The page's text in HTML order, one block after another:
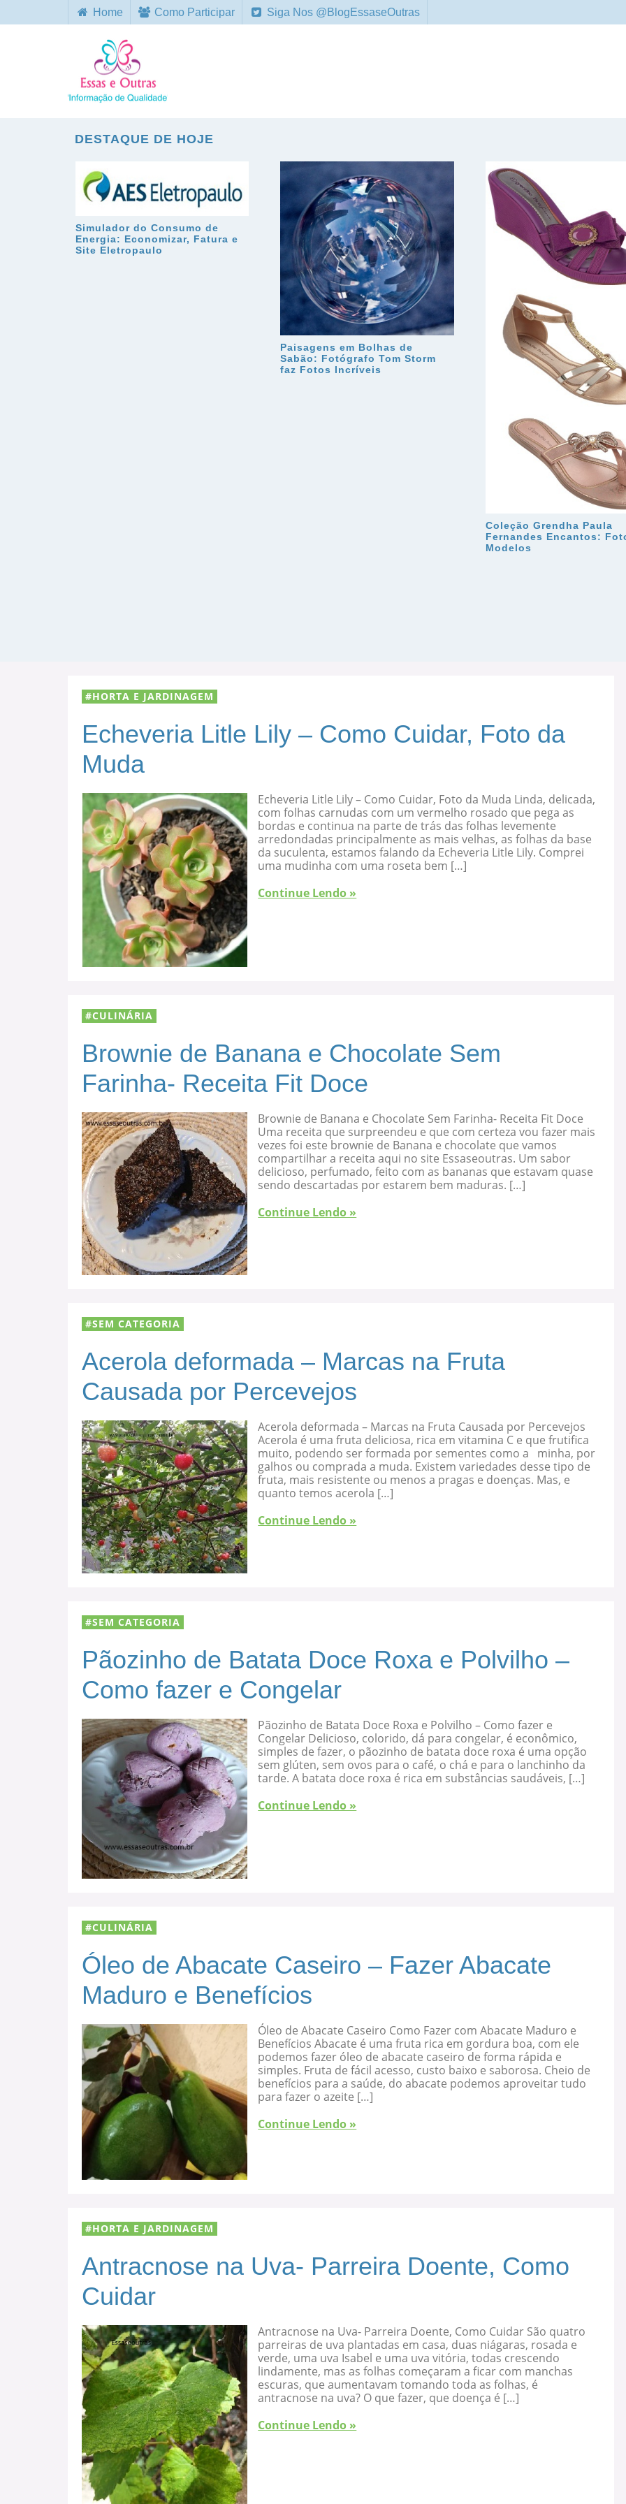
Home Como Participar Siga Nos @BlogEssaseOutras
DESTAQUE DE HOJE
Simulador do Consumo de
Energia: Economizar, Fatura e
Site Eletropaulo
Paisagens em Bolhas de
Sabão: Fotógrafo Tom Storm
faz Fotos Incríveis
Coleção Grendha Paula
Fernandes Encantos:
Modelos
HORTA E JARDINAGEM
Echeveria Litle Lily – Como Cuidar, Foto da
Muda
Echeveria Litle Lily – Como Cuidar, Foto da Muda Linda, delicada,
com folhas carnudas com um vermelho rosado que pega as
bordas e continua na parte de trás das folhas levemente
arredondadas principalmente as mais velhas, as folhas da base
da suculenta, estamos falando da Echeveria Litle Lily. Comprei
uma mudinha com uma roseta bem […]
Continue Lendo »
CULINÁRIA
Brownie de Banana e Chocolate Sem
Farinha- Receita Fit Doce
Brownie de Banana e Chocolate Sem Farinha- Receita Fit Doce
Uma receita que surpreendeu e que com certeza vou fazer mais
vezes foi este brownie de Banana e chocolate que vamos
compartilhar a receita aqui no site Essaseoutras. Um sabor
delicioso, perfumado, feito com as bananas que estavam quase
sendo descartadas por estarem bem maduras. […]
Continue Lendo »
SEM CATEGORIA
Acerola deformada – Marcas na Fruta
Causada por Percevejos
Acerola deformada – Marcas na Fruta Causada por Percevejos
Acerola é uma fruta deliciosa, rica em vitamina C e que frutifica
muito, podendo ser formada por sementes como a minha, por
galhos ou comprada a muda. Existem variedades desse tipo de
fruta, mais resistente ou menos a pragas e doenças. Mas, e
quanto temos acerola […]
Continue Lendo »
SEM CATEGORIA
Pãozinho de Batata Doce Roxa e Polvilho –
Como fazer e Congelar
Pãozinho de Batata Doce Roxa e Polvilho – Como fazer e
Congelar Delicioso, colorido, dá para congelar, é econômico,
simples de fazer, o pãozinho de batata doce roxa é uma opção
sem glúten, sem ovos para o café, o chá e para o lanchinho da
tarde. A batata doce roxa é rica em substâncias saudáveis, […]
Continue Lendo »
CULINÁRIA
Óleo de Abacate Caseiro – Fazer Abacate
Maduro e Benefícios
Óleo de Abacate Caseiro Como Fazer com Abacate Maduro e
Benefícios Abacate é uma fruta rica em gordura boa, com ele
podemos fazer óleo de abacate caseiro de forma rápida e
simples. Fruta de fácil acesso, custo baixo e saborosa. Cheio de
benefícios para a saúde, do abacate podemos aproveitar tudo
para fazer o azeite […]
Continue Lendo »
HORTA E JARDINAGEM
Antracnose na Uva- Parreira Doente, Como
Cuidar
Antracnose na Uva- Parreira Doente, Como Cuidar São quatro
parreiras de uva plantadas em casa, duas niágaras, rosada e
verde, uma uva Isabel e uma uva vitória, todas crescendo
lindamente, mas as folhas começaram a ficar com manchas
escuras, que aumentavam tomando toda as folhas, é
antracnose na uva? O que fazer, que doença é […]
Continue Lendo »